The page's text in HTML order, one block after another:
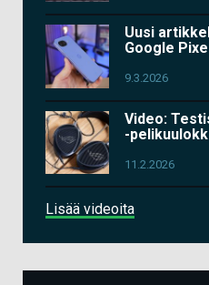
Uusi
Google
9.3.2026
Video:
-
11.2.2026
Lisää videoita